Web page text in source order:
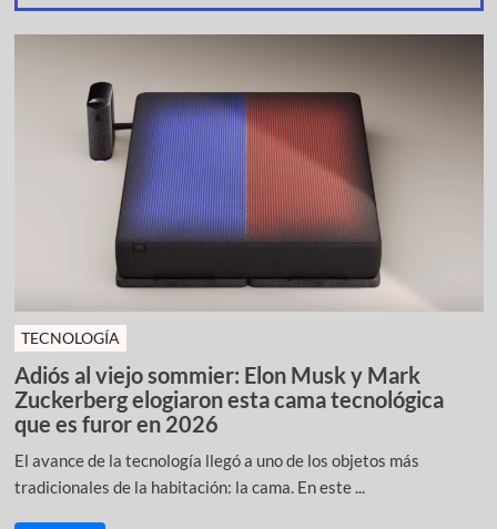
TECNOLOGÍA
Adiós al viejo sommier: Elon Musk y Mark
Zuckerberg elogiaron esta cama tecnológica
que es furor en 2026
El avance de la tecnología llegó a uno de los objetos más
tradicionales de la habitación: la cama. En este ...